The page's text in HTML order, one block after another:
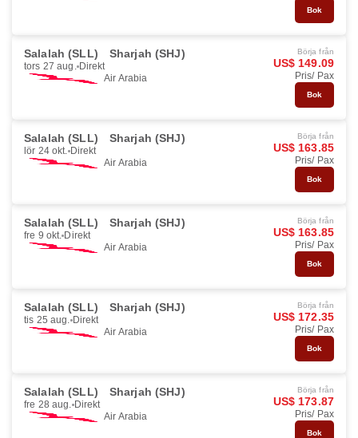
Bok
Salalah (SLL) Sharjah (SHJ)
tors 27 aug. Direkt
Air Arabia
Börja från
US$ 149.09
Pris/ Pax
Bok
Salalah (SLL) Sharjah (SHJ)
lör 24 okt. Direkt
Air Arabia
Börja från
US$ 163.85
Pris/ Pax
Bok
Salalah (SLL) Sharjah (SHJ)
fre 9 okt. Direkt
Air Arabia
Börja från
US$ 163.85
Pris/ Pax
Bok
Salalah (SLL) Sharjah (SHJ)
tis 25 aug. Direkt
Air Arabia
Börja från
US$ 172.35
Pris/ Pax
Bok
Salalah (SLL) Sharjah (SHJ)
fre 28 aug. Direkt
Air Arabia
Börja från
US$ 173.87
Pris/ Pax
Bok